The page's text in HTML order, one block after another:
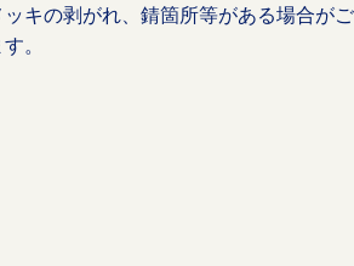
キの剥がれ、錆箇所等がある場合が
。